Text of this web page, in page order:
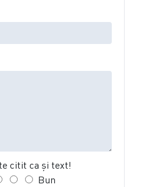
citit ca şi text!
Bun